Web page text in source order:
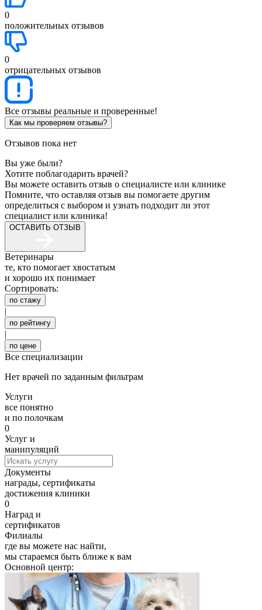
0
положительных отзывов
0
отрицательных отзывов
Все отзывы реальные и проверенные!
Как мы проверяем отзывы?
Отзывов пока нет
Вы уже были?
Хотите поблагодарить врачей?
Вы можете оставить отзыв о специалисте или клинике
Помните, что оставляя отзыв вы помогаете другим
определиться с выбором и узнать подходит ли этот
специалист или клиника!
ОСТАВИТЬ ОТЗЫВ
Ветеринары
те, кто помогает хвостатым
и хорошо их понимает
Сортировать:
по стажу
|
по рейтингу
|
по цене
Все специализации
Нет врачей по заданным фильтрам
Услуги
все понятно
и по полочкам
0
Услуг и
манипуляций
Документы
награды, сертификаты
достижения клиники
0
Наград и
сертификатов
Филиалы
где вы можете нас найти,
мы стараемся быть ближе к вам
Основной центр: